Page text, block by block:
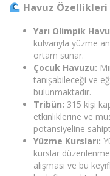
Havuz
Yarı Olimpik
kulvarıyla yüzme
ortam sunar.
Çocuk Havuzu:
tanışabileceği ve
bulunmaktadır.
Tribün: 315 kişi
etkinliklerine ve
potansiyeline
Yüzme Kursları:
kurslar
alışması ve bu